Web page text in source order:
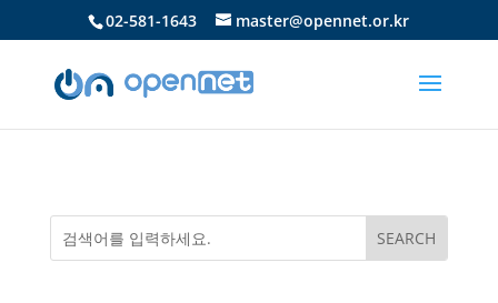
02-581-1643 master@opennet.or.kr